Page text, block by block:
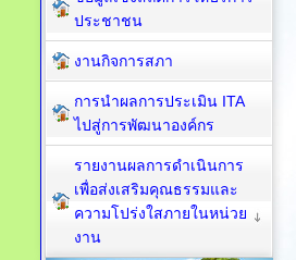
ประชาชน
งานกิจการสภา
การนำผลการประเมิน ITA
ไปสู่การพัฒนาองค์กร
รายงานผลการดำเนินการ
เพื่อส่งเสริมคุณธรรมและ
ความโปร่งใสภายในหน่วย
งาน